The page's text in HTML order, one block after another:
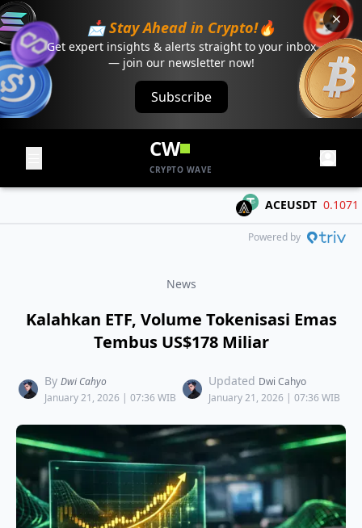
📩 Stay Ahead in Crypto!🔥
Get expert insights & alerts straight to your inbox
— join our newsletter now!
Subscribe
CW
CRYPTO WAVE
ACEUSDT 0.1071 -
Powered by
News
Kalahkan ETF, Volume Tokenisasi Emas
Tembus US$178 Miliar
By Dwi Cahyo
January 21, 2026 | 07:36 WIB
Updated Dwi Cahyo
January 21, 2026 | 07:36 WIB